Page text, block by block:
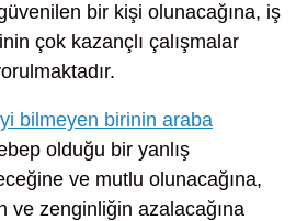
bir kişi olunacağına, iş
çok kazançlı çalışmalar
bilmeyen birinin araba
olduğu bir yanlış
ve mutlu olunacağına,
ve zenginliğin azalacağına